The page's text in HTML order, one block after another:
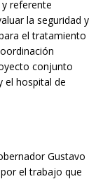
referente
la seguridad y
el tratamiento
conjunto
el hospital de
Gustavo
el trabajo que